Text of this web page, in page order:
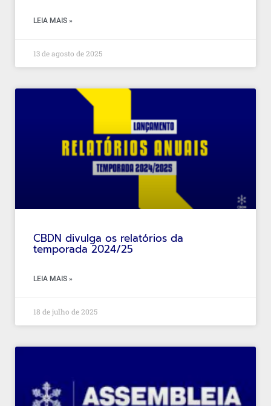
LEIA MAIS »
13 de agosto de 2025
CBDN divulga os relatórios da
temporada 2024/25
LEIA MAIS »
18 de julho de 2025